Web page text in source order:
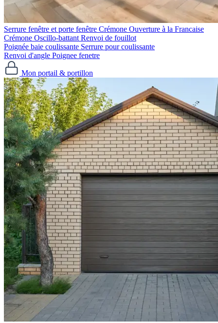
Serrure fenêtre et porte fenêtre Crémone Ouverture à la Francaise
Crémone Oscillo-battant Renvoi de fouillot
Poignée baie coulissante Serrure pour coulissante
Renvoi d'angle Poignee fenetre
Mon portail & portillon